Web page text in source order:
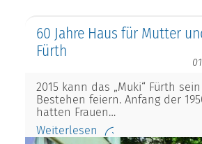
60 Jahre Haus für Mutter
Fürth
2015 kann das „Muki“ Fürth
Bestehen feiern. Anfang der
hatten Frauen…
Weiterlesen